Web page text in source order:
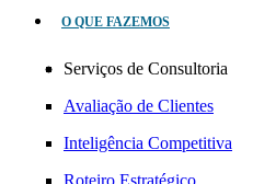
O QUE FAZEMOS
Serviços de Consultoria
Avaliação de Clientes
Inteligência Competitiva
Roteiro Estratégico